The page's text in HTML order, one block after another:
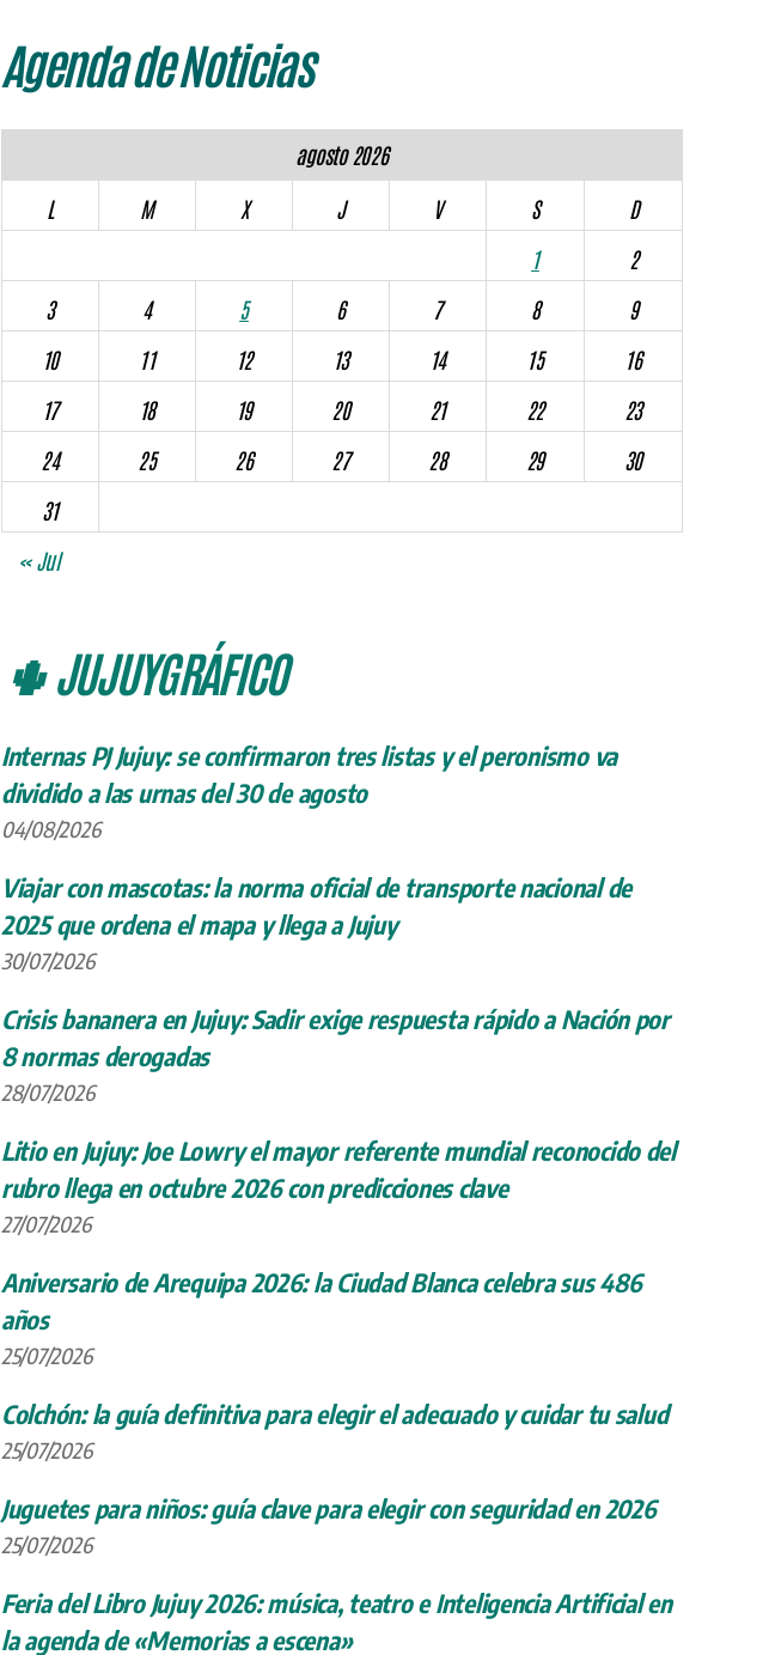
Agenda de Noticias
agosto 2026
L
M X J V S
D
1
2
3
4 5 6 7 8
9
10
11 12 13 14 15
16
17
18 19 20 21 22
23
24
25 26 27 28 29
30
31
« Jul
🌵 JUJUYGRÁFICO
Internas PJ Jujuy: se confirmaron tres listas y el peronismo va
dividido a las urnas del 30 de agosto
04/08/2026
Viajar con mascotas: la norma oficial de transporte nacional de
2025 que ordena el mapa y llega a Jujuy
30/07/2026
Crisis bananera en Jujuy: Sadir exige respuesta rápido a Nación por
8 normas derogadas
28/07/2026
Litio en Jujuy: Joe Lowry el mayor referente mundial reconocido del
rubro llega en octubre 2026 con predicciones clave
27/07/2026
Aniversario de Arequipa 2026: la Ciudad Blanca celebra sus 486
años
25/07/2026
Colchón: la guía definitiva para elegir el adecuado y cuidar tu salud
25/07/2026
Juguetes para niños: guía clave para elegir con seguridad en 2026
25/07/2026
Feria del Libro Jujuy 2026: música, teatro e Inteligencia Artificial en
la agenda de «Memorias a escena»